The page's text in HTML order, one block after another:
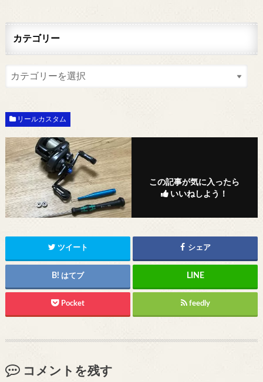
カテゴリー
リールカスタム
この記事が気に入ったら
いいねしよう！
ツイート シェア
はてブ
Pocket feedly
コメントを残す